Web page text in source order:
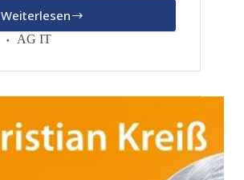
Weiterlesen
Online-
Vortrag
04.
AG IT